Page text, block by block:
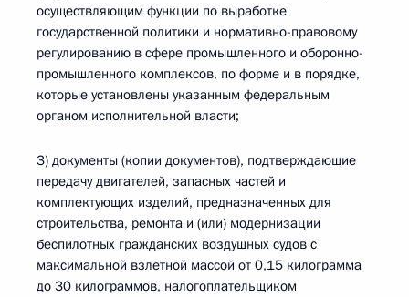
осуществляющим функции по выработке
государственной политики и нормативно-правовому
регулированию в сфере промышленного и оборонно-
промышленного комплексов, по форме и в порядке,
которые установлены указанным федеральным
органом исполнительной власти;
3) документы (копии документов), подтверждающие
передачу двигателей, запасных частей и
комплектующих изделий, предназначенных для
строительства, ремонта и (или) модернизации
беспилотных гражданских воздушных судов с
максимальной взлетной массой от 0,15 килограмма
до 30 килограммов, налогоплательщиком